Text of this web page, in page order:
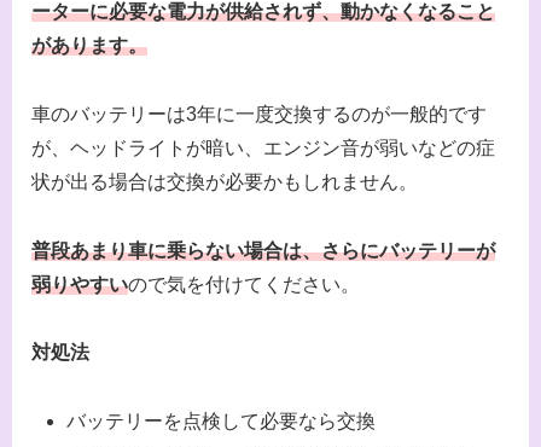
ーターに必要な電力が供給されず、動かなくなること
があります。
車のバッテリーは3年に一度交換するのが一般的です
が、ヘッドライトが暗い、エンジン音が弱いなどの症
状が出る場合は交換が必要かもしれません。
普段あまり車に乗らない場合は、さらにバッテリーが
弱りやすいので気を付けてください。
対処法
バッテリーを点検して必要なら交換